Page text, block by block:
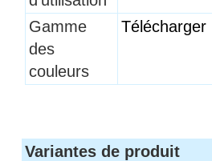
Gamme
des
couleurs
Télécharger
Variantes de produit